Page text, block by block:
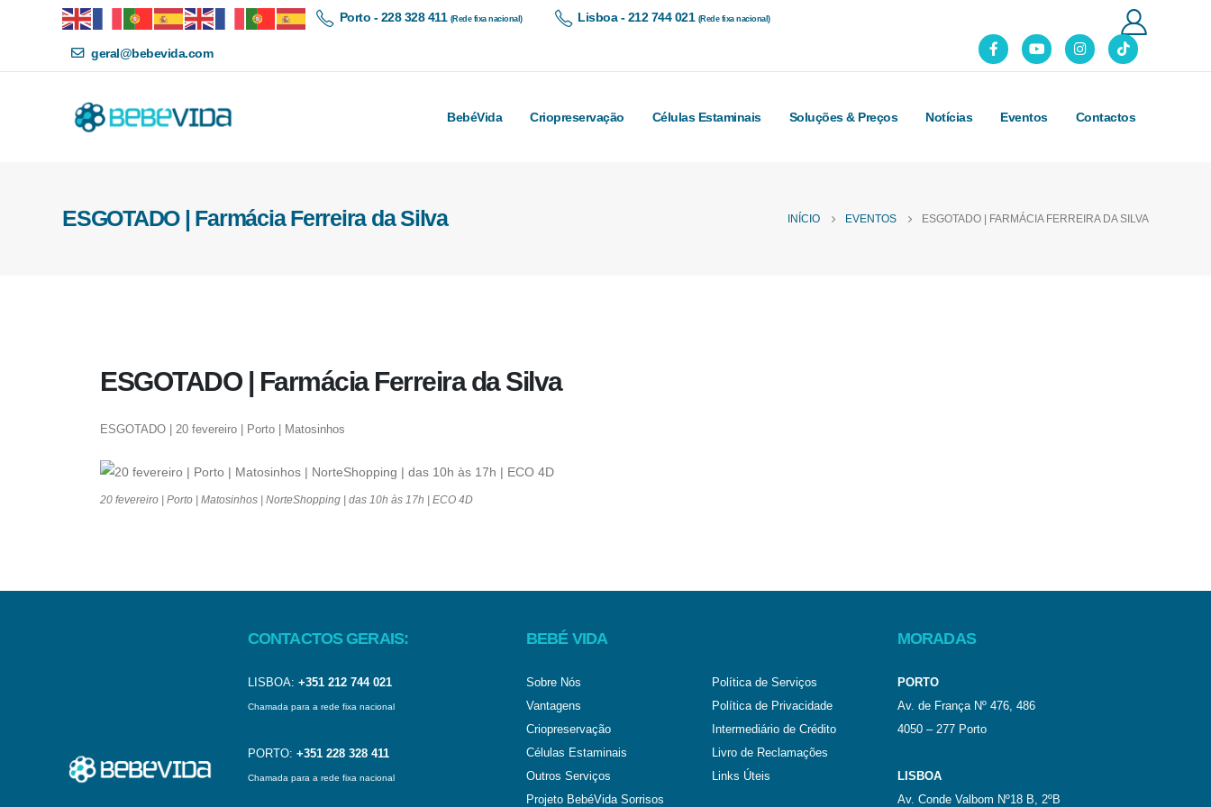
Porto - 228 328 411 (Rede fixa nacional) Lisboa - 212 744 021 (Rede fixa nacional)
geral@bebevida.com
BebéVida Criopreservação Células Estaminais Soluções & Preços Notícias Eventos Contactos
ESGOTADO | Farmácia Ferreira da Silva INÍCIO EVENTOS ESGOTADO | FARMÁCIA FERREIRA DA SILVA
ESGOTADO | Farmácia Ferreira da Silva
ESGOTADO | 20 fevereiro | Porto | Matosinhos
20 fevereiro | Porto | Matosinhos | NorteShopping | das 10h às 17h | ECO 4D
CONTACTOS GERAIS:
LISBOA: +351 212 744 021
Chamada para a rede fixa nacional
PORTO: +351 228 328 411
Chamada para a rede fixa nacional
BEBÉ VIDA
Sobre Nós
Vantagens
Criopreservação
Células Estaminais
Outros Serviços
Projeto BebéVida Sorrisos
Política de Serviços
Política de Privacidade
Intermediário de Crédito
Livro de Reclamações
Links Úteis
MORADAS
PORTO
Av. de França Nº 476, 486
4050 – 277 Porto
LISBOA
Av. Conde Valbom Nº18 B, 2ºB